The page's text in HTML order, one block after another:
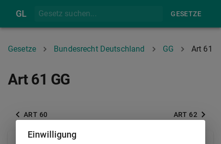
GL GESETZE
Gesetze Bundesrecht Deutschland GG Art 61
Art 61 GG
ART 60 ART 62
Einwilligung